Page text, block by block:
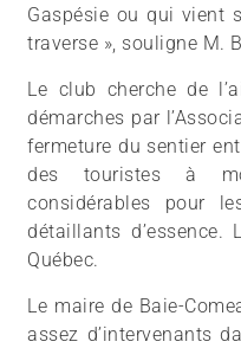
Gaspésie ou qui vient
traverse », souligne M.
Le club cherche de
démarches par
fermeture du sentier
des touristes à
considérables pour
détaillants d’essence.
Québec.
Le maire de Baie-
assez d’intervenants